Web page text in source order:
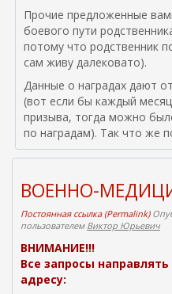
Прочие предложенные
боевого пути
потому что родственник
сам живу далековато).
Данные о наградах дают
(вот если бы каждый
призыва, тогда можно
по наградам). Так что же
ВОЕННО-
Постоянная ссылка (Permalink)
пользователем Виктор Юрьевич
ВНИМАНИЕ!!!
Все запросы
адресу: